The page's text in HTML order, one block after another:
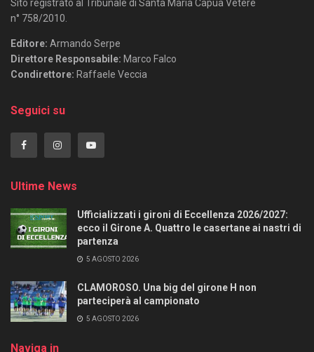
Sito registrato al Tribunale di Santa Maria Capua Vetere
n° 758/2010.
Editore: Armando Serpe
Direttore Responsabile: Marco Falco
Condirettore: Raffaele Veccia
Seguici su
Ultime News
Ufficializzati i gironi di Eccellenza 2026/2027:
ecco il Girone A. Quattro le casertane ai nastri di
partenza
5 AGOSTO 2026
CLAMOROSO. Una big del girone H non
parteciperà al campionato
5 AGOSTO 2026
Naviga in